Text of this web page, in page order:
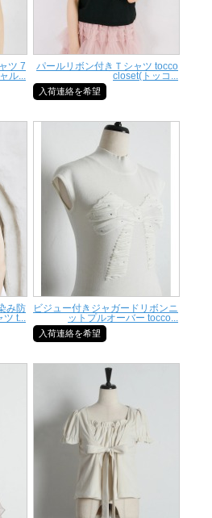
ツ 7
ル...
パールリボン付きＴシャツ tocco
closet(トッコ...
入荷連絡を希望
み防
ツ t...
ビジュー付きジャガードリボンニ
ットプルオーバー tocco...
入荷連絡を希望